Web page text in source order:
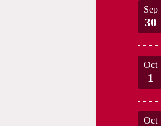
Sep
30
Oct
1
Oct